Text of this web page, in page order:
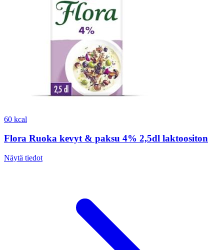
60 kcal
Flora Ruoka kevyt & paksu 4% 2,5dl laktoositon
Näytä tiedot